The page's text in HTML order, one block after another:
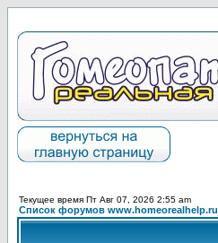
Текущее время Пт Авг 07, 2026 2:55 am
Список форумов www.homeorealhelp.ru